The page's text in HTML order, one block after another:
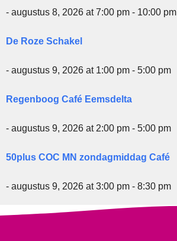
- augustus 8, 2026 at 7:00 pm - 10:00 pm
De Roze Schakel
- augustus 9, 2026 at 1:00 pm - 5:00 pm
Regenboog Café Eemsdelta
- augustus 9, 2026 at 2:00 pm - 5:00 pm
50plus COC MN zondagmiddag Café
- augustus 9, 2026 at 3:00 pm - 8:30 pm